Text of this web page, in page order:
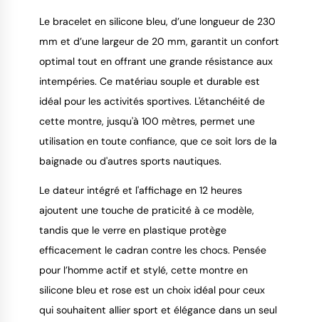
Le bracelet en silicone bleu, d’une longueur de 230
mm et d’une largeur de 20 mm, garantit un confort
optimal tout en offrant une grande résistance aux
intempéries. Ce matériau souple et durable est
idéal pour les activités sportives. L'étanchéité de
cette montre, jusqu'à 100 mètres, permet une
utilisation en toute confiance, que ce soit lors de la
baignade ou d'autres sports nautiques.
Le dateur intégré et l'affichage en 12 heures
ajoutent une touche de praticité à ce modèle,
tandis que le verre en plastique protège
efficacement le cadran contre les chocs. Pensée
pour l’homme actif et stylé, cette montre en
silicone bleu et rose est un choix idéal pour ceux
qui souhaitent allier sport et élégance dans un seul